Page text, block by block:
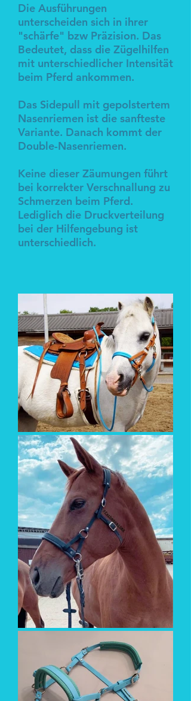
Die Ausführungen
unterscheiden sich in ihrer
"schärfe" bzw Präzision. Das
Bedeutet, dass die Zügelhilfen
mit unterschiedlicher Intensität
beim Pferd ankommen.
Das Sidepull mit gepolstertem
Nasenriemen ist die sanfteste
Variante. Danach kommt der
Double-Nasenriemen.
Keine dieser Zäumungen führt
bei korrekter Verschnallung zu
Schmerzen beim Pferd.
Lediglich die Druckverteilung
bei der Hilfengebung ist
unterschiedlich.